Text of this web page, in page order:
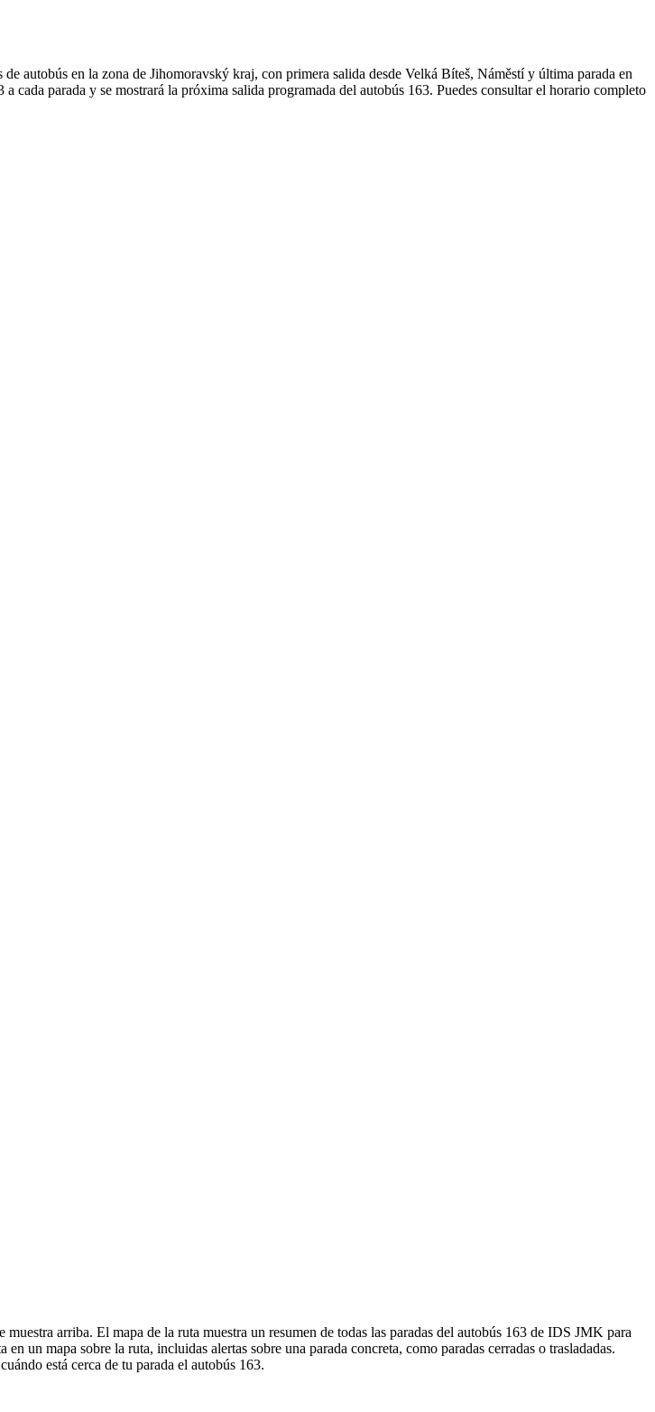
en la zona de Jihomoravský kraj, con primera salida desde Velká Bíteš, Náměstí y última parada en
cada parada y se mostrará la próxima salida programada del autobús 163. Puedes consultar el horario completo
arriba. El mapa de la ruta muestra un resumen de todas las paradas del autobús 163 de IDS JMK para
un mapa sobre la ruta, incluidas alertas sobre una parada concreta, como paradas cerradas o trasladadas.
está cerca de tu parada el autobús 163.